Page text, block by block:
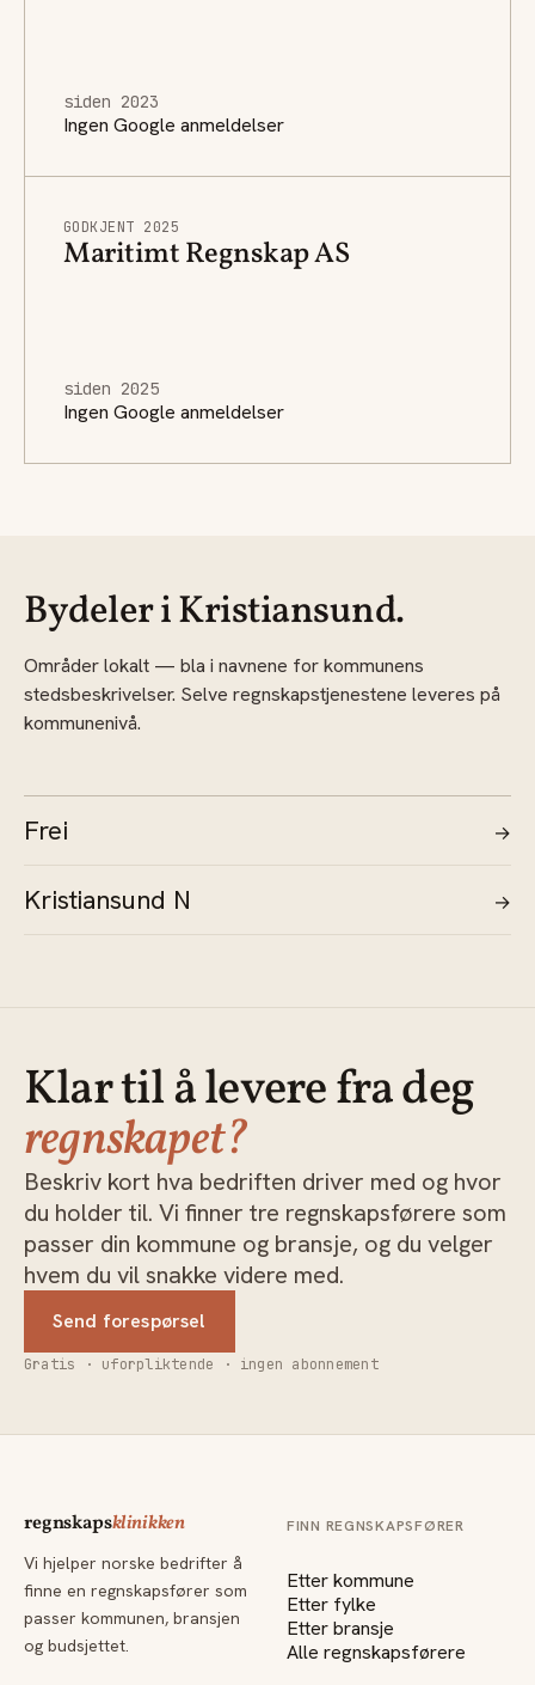
siden 2023
Ingen Google anmeldelser
GODKJENT 2025
Maritimt Regnskap AS
siden 2025
Ingen Google anmeldelser
Bydeler i Kristiansund.
Områder lokalt — bla i navnene for kommunens
stedsbeskrivelser. Selve regnskapstjenestene leveres på
kommunenivå.
Frei →
Kristiansund N →
Klar til å levere fra deg
regnskapet?
Beskriv kort hva bedriften driver med og hvor
du holder til. Vi finner tre regnskapsførere som
passer din kommune og bransje, og du velger
hvem du vil snakke videre med.
Send forespørsel
Gratis · uforpliktende · ingen abonnement
regnskapsklinikken
Vi hjelper norske bedrifter å
finne en regnskapsfører som
passer kommunen, bransjen
og budsjettet.
FINN REGNSKAPSFØRER
Etter kommune
Etter fylke
Etter bransje
Alle regnskapsførere